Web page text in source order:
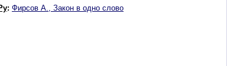
: Фирсов А., Закон в одно слово